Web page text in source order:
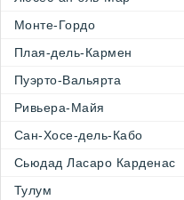
Монте-Гордо
Плая-дель-Кармен
Пуэрто-Вальярта
Ривьера-Майя
Сан-Хосе-дель-Кабо
Сьюдад Ласаро Карденас
Тулум